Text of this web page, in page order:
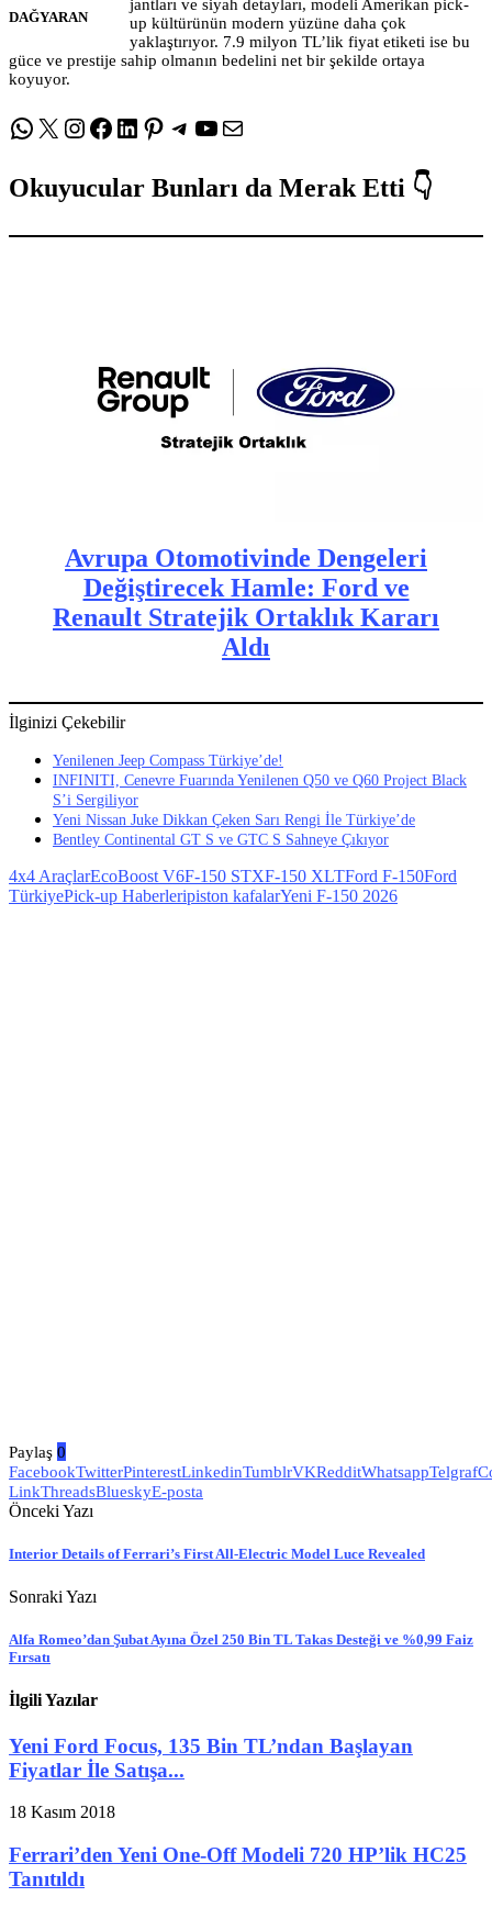
DAĞYARAN
jantları ve siyah detayları, modeli Amerikan pick-
up kültürünün modern yüzüne daha çok
yaklaştırıyor. 7.9 milyon TL’lik fiyat etiketi ise bu
güce ve prestije sahip olmanın bedelini net bir şekilde ortaya
koyuyor.
WhatsApp
X Instagram
Facebook
LinkedIn
Pinterest
Telegram
YouTube
E-posta
Okuyucular Bunları da Merak Etti 👇
Avrupa Otomotivinde Dengeleri
Değiştirecek Hamle: Ford ve
Renault Stratejik Ortaklık Kararı
Aldı
İlginizi Çekebilir
Yenilenen Jeep Compass Türkiye’de!
INFINITI, Cenevre Fuarında Yenilenen Q50 ve Q60 Project Black
S’i Sergiliyor
Yeni Nissan Juke Dikkan Çeken Sarı Rengi İle Türkiye’de
Bentley Continental GT S ve GTC S Sahneye Çıkıyor
4x4 AraçlarEcoBoost V6F-150 STXF-150 XLTFord F-150Ford
TürkiyePick-up Haberleripiston kafalarYeni F-150 2026
Paylaş 0
FacebookTwitterPinterestLinkedinTumblrVKRedditWhatsappTelgraf
LinkThreadsBlueskyE-posta
Önceki Yazı
Interior Details of Ferrari’s First All-Electric Model Luce Revealed
Sonraki Yazı
Alfa Romeo’dan Şubat Ayına Özel 250 Bin TL Takas Desteği ve %0,99 Faiz
Fırsatı
İlgili Yazılar
Yeni Ford Focus, 135 Bin TL’ndan Başlayan
Fiyatlar İle Satışa...
18 Kasım 2018
Ferrari’den Yeni One-Off Modeli 720 HP’lik HC25
Tanıtıldı